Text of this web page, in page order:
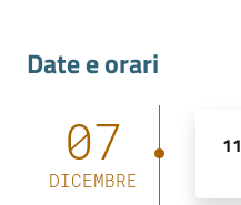
Contatti
Date e orari
07
DICEMBRE